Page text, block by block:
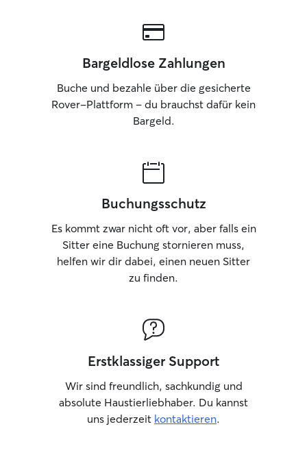
Bargeldlose Zahlungen
Buche und bezahle über die gesicherte
Rover-Plattform – du brauchst dafür kein
Bargeld.
Buchungsschutz
Es kommt zwar nicht oft vor, aber falls ein
Sitter eine Buchung stornieren muss,
helfen wir dir dabei, einen neuen Sitter
zu finden.
Erstklassiger Support
Wir sind freundlich, sachkundig und
absolute Haustierliebhaber. Du kannst
uns jederzeit kontaktieren.